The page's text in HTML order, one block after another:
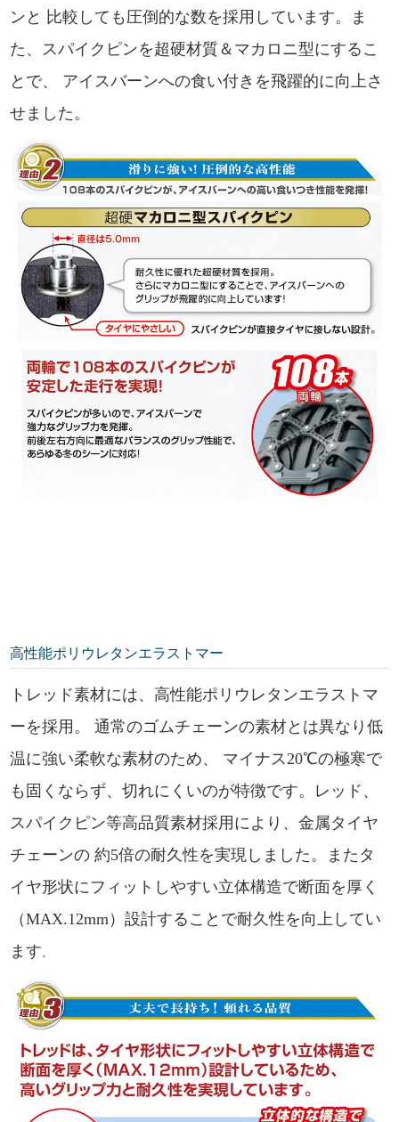
ンと 比較しても圧倒的な数を採用しています。ま
た、スパイクピンを超硬材質＆マカロニ型にするこ
とで、 アイスバーンへの食い付きを飛躍的に向上さ
せました。
高性能ポリウレタンエラストマー
トレッド素材には、高性能ポリウレタンエラストマ
ーを採用。 通常のゴムチェーンの素材とは異なり低
温に強い柔軟な素材のため、 マイナス20℃の極寒で
も固くならず、切れにくいのが特徴です。レッド、
スパイクピン等高品質素材採用により、金属タイヤ
チェーンの 約5倍の耐久性を実現しました。またタ
イヤ形状にフィットしやすい立体構造で断面を厚く
（MAX.12mm）設計することで耐久性を向上してい
ます